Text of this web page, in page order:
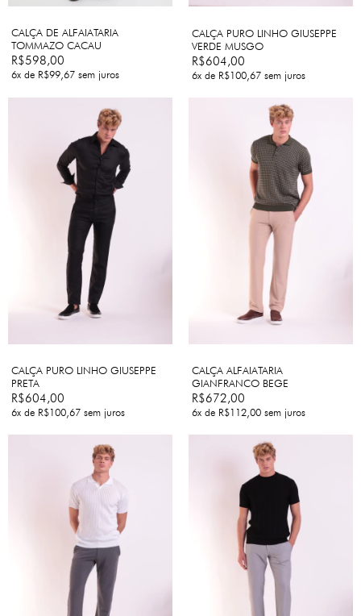
CALÇA DE ALFAIATARIA
TOMMAZO CACAU
R$598,00
6x de R$99,67 sem juros
CALÇA PURO LINHO GIUSEPPE
VERDE MUSGO
R$604,00
6x de R$100,67 sem juros
CALÇA PURO LINHO GIUSEPPE
PRETA
R$604,00
6x de R$100,67 sem juros
CALÇA ALFAIATARIA
GIANFRANCO BEGE
R$672,00
6x de R$112,00 sem juros